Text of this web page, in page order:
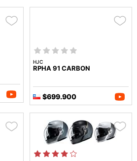
HJC
RPHA 91 CARBON
$699.900